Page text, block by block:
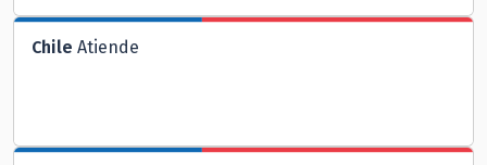
Chile Atiende